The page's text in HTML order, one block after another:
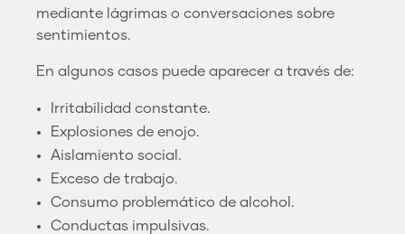
mediante lágrimas o conversaciones sobre
sentimientos.
En algunos casos puede aparecer a través de:
Irritabilidad constante.
Explosiones de enojo.
Aislamiento social.
Exceso de trabajo.
Consumo problemático de alcohol.
Conductas impulsivas.